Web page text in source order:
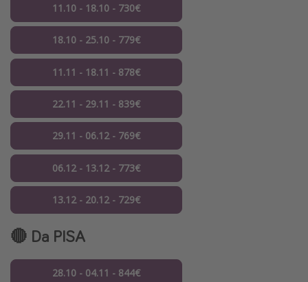
11.10 - 18.10 - 730€
18.10 - 25.10 - 779€
11.11 - 18.11 - 878€
22.11 - 29.11 - 839€
29.11 - 06.12 - 769€
06.12 - 13.12 - 773€
13.12 - 20.12 - 729€
🔴 Da PISA
28.10 - 04.11 - 844€